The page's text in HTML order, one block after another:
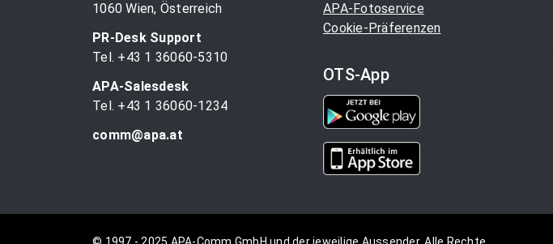
1060 Wien, Österreich
PR-Desk Support
Tel. +43 1 36060-5310
APA-Salesdesk
Tel. +43 1 36060-1234
comm@apa.at
APA-Fotoservice
Cookie-Präferenzen
OTS-App